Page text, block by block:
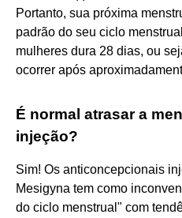
Portanto, sua próxima
padrão do seu ciclo
mulheres dura 28 dias, ou
ocorrer após
É normal atrasar a
injeção?
Sim! Os anticoncepcionais
Mesigyna tem como
do ciclo menstrual" com